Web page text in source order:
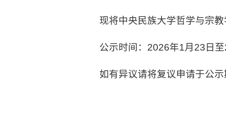
现将中央民族大学哲学与宗
公示时间：2026年1月23日
如有异议请将复议申请于公